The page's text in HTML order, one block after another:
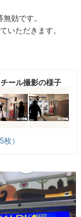
効です。
いただきます。
ール撮影の様子
）